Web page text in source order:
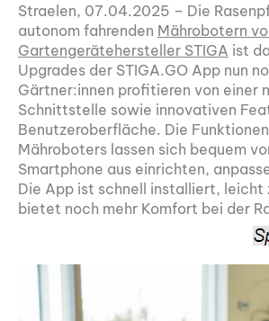
Straelen, 07.04.2025 – Die
autonom fahrenden Mährobotern
Gartengerätehersteller STIGA ist
Upgrades der STIGA.GO App nun
Gärtner:innen profitieren von einer
Schnittstelle sowie innovativen
Benutzeroberfläche. Die
Mähroboters lassen sich bequem
Smartphone aus einrichten,
Die App ist schnell installiert, leicht
bietet noch mehr Komfort bei der